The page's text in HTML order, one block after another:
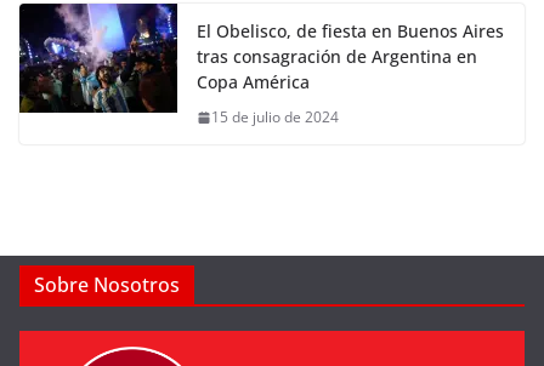
El Obelisco, de fiesta en Buenos Aires
tras consagración de Argentina en
Copa América
15 de julio de 2024
Sobre Nosotros